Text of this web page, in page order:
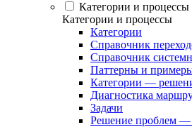
Категории и процессы
Категории и процессы
Категории
Справочник
Справочник
Паттерны и
Категории —
Диагностика
Задачи
Решение проблем